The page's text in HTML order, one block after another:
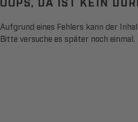
Aufgrund eines Fehlers kann der
Bitte versuche es später noch einmal.